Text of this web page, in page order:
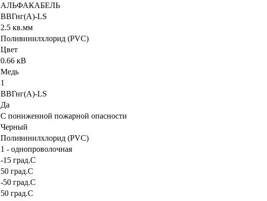
АЛЬФАКАБЕЛЬ
ВВГнг(А)-LS
2.5 кв.мм
Поливинилхлорид (PVC)
Цвет
0.66 кВ
Медь
1
ВВГнг(А)-LS
Да
С пониженной пожарной опасности
Черный
Поливинилхлорид (PVC)
1 - однопроволочная
-15 град.C
50 град.C
-50 град.C
50 град.C